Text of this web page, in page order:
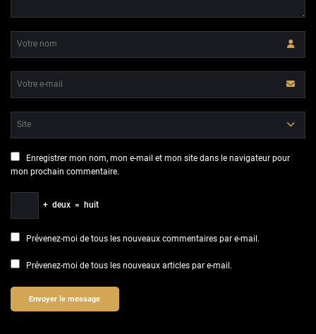
Enregistrer mon nom, mon e-mail et mon site dans le navigateur pour
mon prochain commentaire.
+ deux = huit
Prévenez-moi de tous les nouveaux commentaires par e-mail.
Prévenez-moi de tous les nouveaux articles par e-mail.